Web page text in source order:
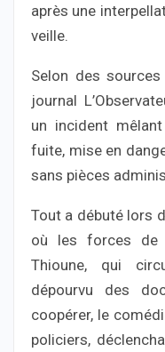
après une
veille.
Selon des
journal
un incident
fuite, mise en
sans pièces
Tout a débuté lors
où les forces de
Thioune, qui
dépourvu des
coopérer, le
policiers,